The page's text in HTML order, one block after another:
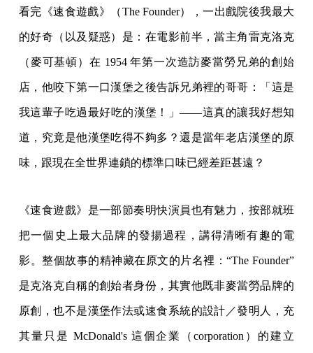
看完《速食遊戲》（The Founder），一出戲院後我最大
的好奇（以及疑惑）是：在電影前半，當主角雷克洛克
（麥可基頓）在 1954 年第一次造訪麥當勞兄弟的創始
店，他咬下第一口漢堡之後告訴兄弟裡的哥哥：「這是
我這輩子吃過最好吃的漢堡！」——這真的讓我好想知
道，究竟是他漢堡吃得不夠多？還是當年老店漢堡的原
味，跟現在全世界連鎖的標準口味已經差距甚遠？
《速食遊戲》是一部節奏明快演員也有魅力，按部就班
把一個史上最大品牌的發揚過程，講得清晰有趣的電
影。整個故事的精神藏在原文的片名裡：“The Founder”
是克洛克自稱的創始者身份，其實他既非麥當勞品牌的
原創，也不是漢堡作法或速食系統的設計／發明人，充
其量只是 McDonald's 這個企業（corporation）的建立